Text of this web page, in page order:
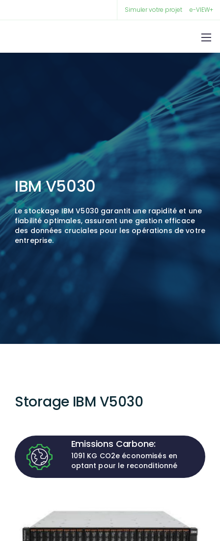
Simuler votre projet e-VIEW+
IBM V5030
Le stockage IBM V5030 garantit une rapidité et une
fiabilité optimales, assurant une gestion efficace
des données cruciales pour les opérations de votre
entreprise.
Storage IBM V5030
Emissions Carbone:
1091 KG CO2e économisés en
optant pour le reconditionné